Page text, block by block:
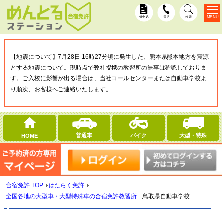
仮申込 電話 検索
【地震について】7月28日 16時27分頃に発生した、熊本県熊本地方を震源
とする地震について。現時点で弊社提携の教習所の無事は確認しておりま
す。ご入校に影響が出る場合は、当社コールセンターまたは自動車学校よ
り順次、お客様へご連絡いたします。
HOME 普通車 バイク 大型・特殊
MENU
合宿免許 TOP
はたらく免許
全国各地の大型車・大型特殊車の合宿免許教習所
鳥取県自動車学校